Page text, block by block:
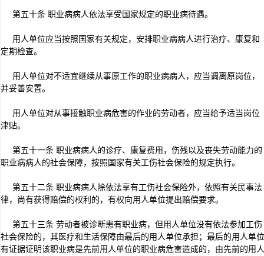
第五十条 职业病病人依法享受国家规定的职业病待遇。
用人单位应当按照国家有关规定，安排职业病病人进行治疗、康复和
定期检查。
用人单位对不适宜继续从事原工作的职业病病人，应当调离原岗位，
并妥善安置。
用人单位对从事接触职业病危害的作业的劳动者，应当给予适当岗位
津贴。
第五十一条 职业病病人的诊疗、康复费用，伤残以及丧失劳动能力的
职业病病人的社会保障，按照国家有关工伤社会保险的规定执行。
第五十二条 职业病病人除依法享有工伤社会保险外，依照有关民事法
律，尚有获得赔偿的权利的，有权向用人单位提出赔偿要求。
第五十三条 劳动者被诊断患有职业病，但用人单位没有依法参加工伤
社会保险的，其医疗和生活保障由最后的用人单位承担；最后的用人单位
有证据证明该职业病是先前用人单位的职业病危害造成的，由先前的用人